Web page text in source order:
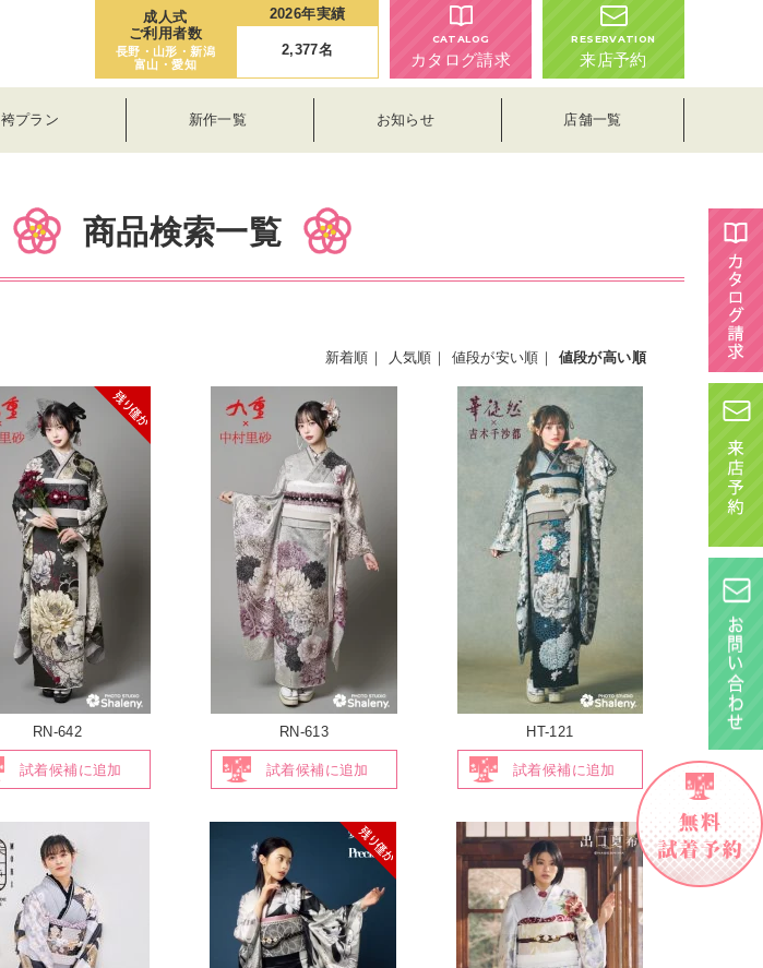
成人式
ご利用者数
長野・山形・新潟
富山・愛知
2026年実績
2,377名
CATALOG
カタログ請求
RESERVATION
来店予約
袴プラン 新作一覧 お知らせ 店舗一覧
商品検索一覧
新着順 ｜ 人気順 ｜ 値段が安い順 ｜ 値段が高い順
RN-642
試着候補に追加
RN-613
試着候補に追加
HT-121
試着候補に追加